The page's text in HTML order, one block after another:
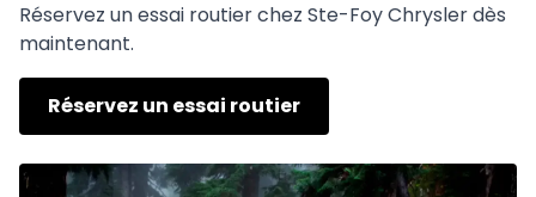
Réservez un essai routier chez Ste-Foy Chrysler dès
maintenant.
Réservez un essai routier